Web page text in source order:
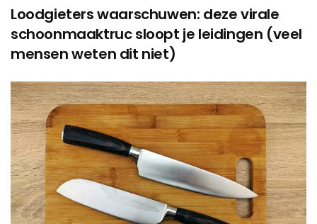
Loodgieters waarschuwen: deze virale
schoonmaaktruc sloopt je leidingen (veel
mensen weten dit niet)